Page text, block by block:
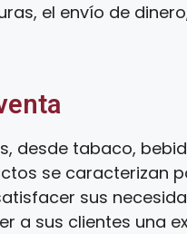
el envío de
desde tabaco,
se caracterizan
sus
a sus clientes una